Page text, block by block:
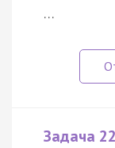
…
Задача